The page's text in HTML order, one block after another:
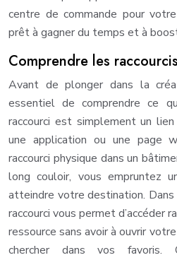
centre de commande pour
prêt à gagner du temps et à
Comprendre les
Avant de plonger dans la
essentiel de comprendre ce
raccourci est simplement un
une application ou une page
raccourci physique dans un
long couloir, vous empruntez
atteindre votre destination.
raccourci vous permet d’accéder
ressource sans avoir à ouvrir
chercher dans vos favoris.